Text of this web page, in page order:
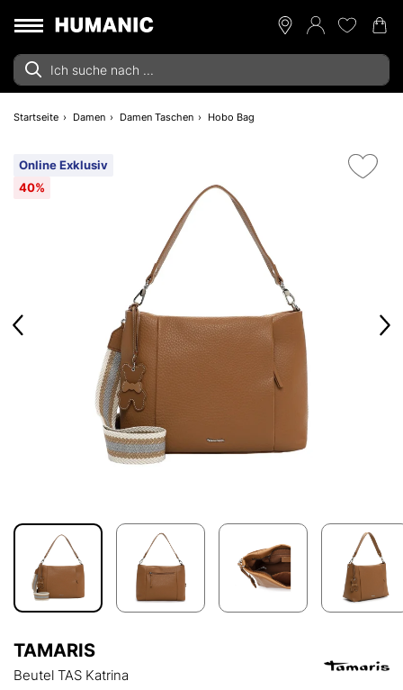
Startseite Damen Damen Taschen Hobo Bag
Online Exklusiv
40%
TAMARIS
Beutel TAS Katrina